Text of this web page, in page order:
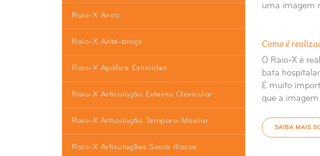
Raio-X Anca
Raio-X Ante-braço
Raio-X Apófice Estilóides
Raio-X Articulação Externo Clavicular
Raio-X Articulação Temporo-Maxilar
Raio-X Articulações Sacro Ilíacas
uma imagem
Como é
O Raio-X é
bata
É muito
que a
SAIBA MAIS